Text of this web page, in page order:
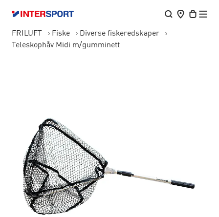
FRILUFT Fiske
Diverse fiskeredskaper
Teleskophåv Midi m/gumminett